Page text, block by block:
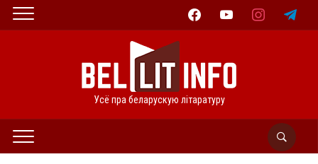
facebookyoutube instagramtelegram
Усё пра беларускую літаратуру